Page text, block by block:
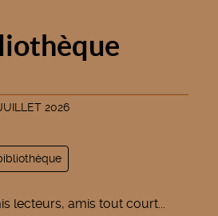
2026
lecteurs, amis tout court...